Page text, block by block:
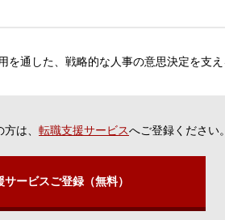
を通した、戦略的な人事の意思決定を支
は、 転職支援サービスへご登録ください。
サービスご登録（無料）